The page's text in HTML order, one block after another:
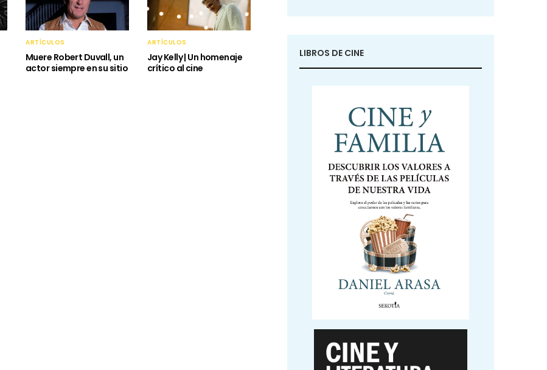
ARTÍCULOS
Muere Robert Duvall, un
actor siempre en su sitio
ARTÍCULOS
Jay Kelly | Un homenaje
crítico al cine
LIBROS DE CINE